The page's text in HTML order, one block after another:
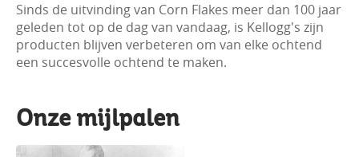
Sinds de uitvinding van Corn Flakes meer dan 100 jaar
geleden tot op de dag van vandaag, is Kellogg's zijn
producten blijven verbeteren om van elke ochtend
een succesvolle ochtend te maken.
Onze mijlpalen